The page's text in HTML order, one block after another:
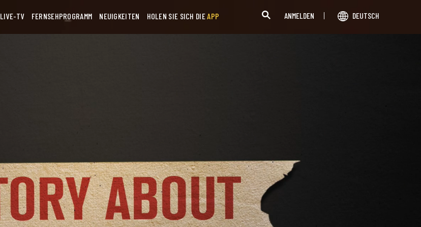
LIVE-TV FERNSEHPROGRAMM NEUIGKEITEN HOLEN SIE SICH DIEAPP ANMELDEN DEUTSCH